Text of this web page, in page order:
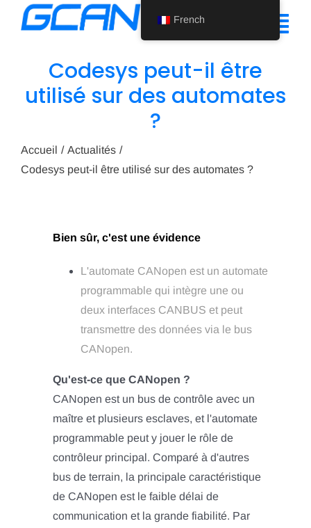
Accueil
Soutien
Codesys peut-il être
utilisé sur des automates
?
Accueil
Actualités
Codesys peut-il être utilisé sur des automates ?
Bien sûr, c'est une évidence
L'automate CANopen est un automate
programmable qui intègre une ou
deux interfaces CANBUS et peut
transmettre des données via le bus
CANopen.
Qu'est-ce que CANopen ?
CANopen est un bus de contrôle avec un
maître et plusieurs esclaves, et l'automate
programmable peut y jouer le rôle de
contrôleur principal. Comparé à d'autres
bus de terrain, la principale caractéristique
de CANopen est le faible délai de
communication et la grande fiabilité. Par
French